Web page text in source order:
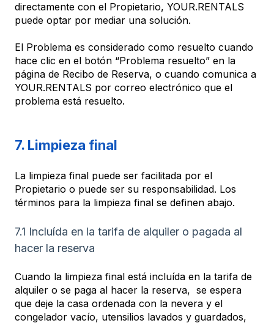
directamente con el Propietario, YOUR.RENTALS
puede optar por mediar una solución.
El Problema es considerado como resuelto cuando
hace clic en el botón “Problema resuelto” en la
página de Recibo de Reserva, o cuando comunica a
YOUR.RENTALS por correo electrónico que el
problema está resuelto.
7. Limpieza final
La limpieza final puede ser facilitada por el
Propietario o puede ser su responsabilidad. Los
términos para la limpieza final se definen abajo.
7.1 Incluída en la tarifa de alquiler o pagada al
hacer la reserva
Cuando la limpieza final está incluída en la tarifa de
alquiler o se paga al hacer la reserva, se espera
que deje la casa ordenada con la nevera y el
congelador vacío, utensilios lavados y guardados,